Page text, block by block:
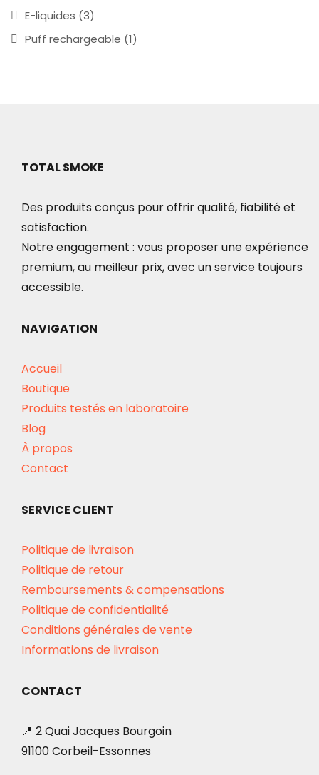
E-liquides (3)
Puff rechargeable (1)
TOTAL SMOKE
Des produits conçus pour offrir qualité, fiabilité et
satisfaction.
Notre engagement : vous proposer une expérience
premium, au meilleur prix, avec un service toujours
accessible.
NAVIGATION
Accueil
Boutique
Produits testés en laboratoire
Blog
À propos
Contact
SERVICE CLIENT
Politique de livraison
Politique de retour
Remboursements & compensations
Politique de confidentialité
Conditions générales de vente
Informations de livraison
CONTACT
📍 2 Quai Jacques Bourgoin
91100 Corbeil-Essonnes